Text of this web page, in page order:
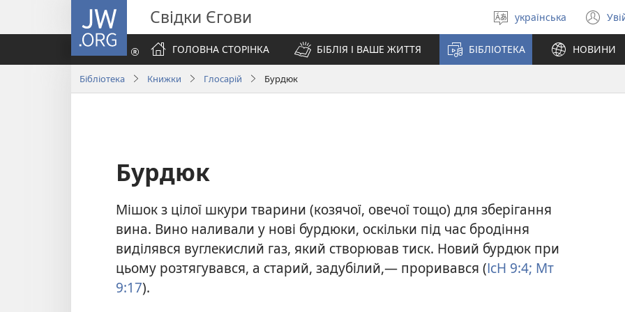
JW.ORG Свідки Єгови
Вибрати
мову
українська
у
ГОЛОВНА СТОРІНКА
БІБЛІЯ І ВАШЕ ЖИТТЯ БІБЛІОТЕКА НОВИНИ
Бібліотека Книжки Глосарій Бурдюк
Бурдюк
Мішок з цілої шкури тварини (козячої, овечої тощо) для зберігання
вина. Вино наливали у нові бурдюки, оскільки під час бродіння
виділявся вуглекислий газ, який створював тиск. Новий бурдюк при
цьому розтягувався, а старий, задубілий,— проривався (ІсН 9:4; Мт
9:17).